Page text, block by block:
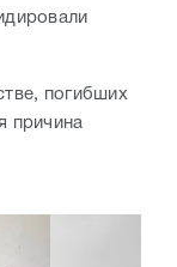
погибших
причина